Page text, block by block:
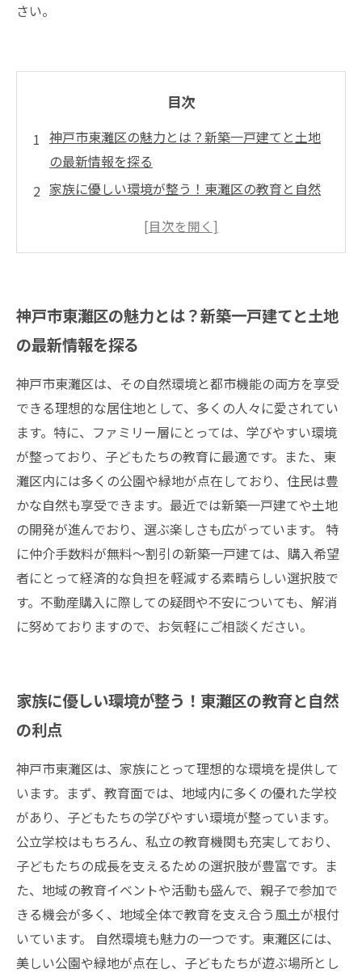
さい。
目次
神戸市東灘区の魅力とは？新築一戸建てと土地
の最新情報を探る
家族に優しい環境が整う！東灘区の教育と自然
増えていく選択肢、東灘区での理想の住まい探
Q&A
神戸市東灘区の魅力とは？新築一戸建てと土地
の最新情報を探る
神戸市東灘区は、その自然環境と都市機能の両方を享受
できる理想的な居住地として、多くの人々に愛されてい
ます。特に、ファミリー層にとっては、学びやすい環境
が整っており、子どもたちの教育に最適です。また、東
灘区内には多くの公園や緑地が点在しており、住民は豊
かな自然も享受できます。最近では新築一戸建てや土地
の開発が進んでおり、選ぶ楽しさも広がっています。 特
に仲介手数料が無料～割引の新築一戸建ては、購入希望
者にとって経済的な負担を軽減する素晴らしい選択肢で
す。不動産購入に際しての疑問や不安についても、解消
に努めておりますので、お気軽にご相談ください。
家族に優しい環境が整う！東灘区の教育と自然
の利点
神戸市東灘区は、家族にとって理想的な環境を提供して
います。まず、教育面では、地域内に多くの優れた学校
があり、子どもたちの学びやすい環境が整っています。
公立学校はもちろん、私立の教育機関も充実しており、
子どもたちの成長を支えるための選択肢が豊富です。ま
た、地域の教育イベントや活動も盛んで、親子で参加で
きる機会が多く、地域全体で教育を支え合う風土が根付
いています。 自然環境も魅力の一つです。東灘区には、
美しい公園や緑地が点在し、子どもたちが遊ぶ場所とし